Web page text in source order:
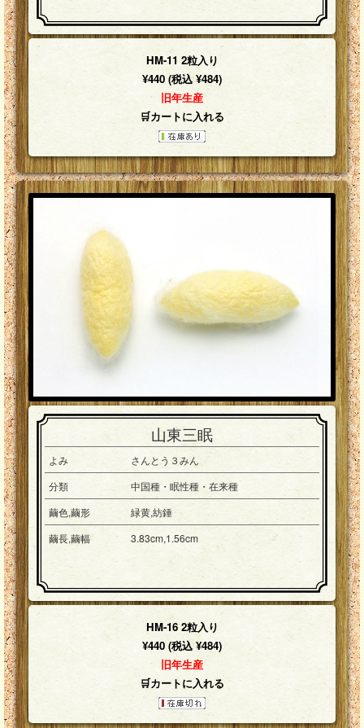
HM-11 2粒入り
¥440 (税込 ¥484)
旧年生産
🛒カートに入れる
山東三眠
よみ
さんとう３みん
分類
中国種・眠性種・在来種
繭色,繭形
緑黄,紡錘
繭長,繭幅
3.83cm,1.56cm
HM-16 2粒入り
¥440 (税込 ¥484)
旧年生産
🛒カートに入れる